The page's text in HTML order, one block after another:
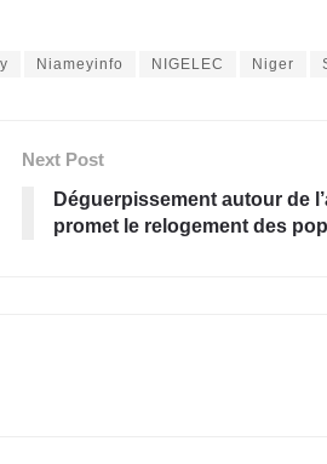
Niameyinfo NIGELEC Niger
Next Post
Déguerpissement autour de
promet le relogement des